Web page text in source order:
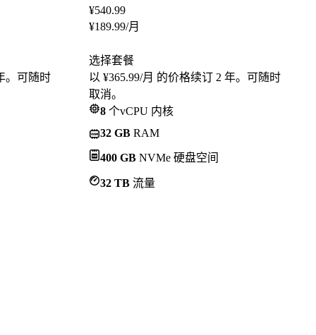
。可随时
¥540.99
¥189.99/月
选择套餐
以 ¥365.99/月 的价格续订 2 年。可随时
取消。
8 个vCPU 内核
32 GB RAM
400 GB NVMe 硬盘空间
32 TB 流量